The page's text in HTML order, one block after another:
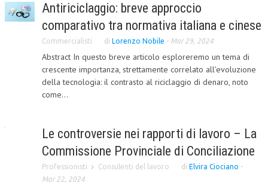
DIRITTO TRIBUTARIO
FISCALITÀ INTERNAZIONALE
TAX RISK MANAGEMENT
CRIMINOLOGIA TRIBUTARIA
TRANSFER PRICING
PRASSI
Antiriciclaggio: breve approccio
comparativo tra normativa italiana e cinese
Commercialisti di Lorenzo Nobile - Mar 29, 2024
Abstract In questo breve articolo esploreremo un tema di
crescente importanza, strettamente correlato all'evoluzione
della tecnologia: il contrasto al riciclaggio di denaro, noto
come...
Le controversie nei rapporti di lavoro – La
Commissione Provinciale di Conciliazione
Professionisti Consulenti del lavoro di Elvira Ciociano -
Mar 22, 2024